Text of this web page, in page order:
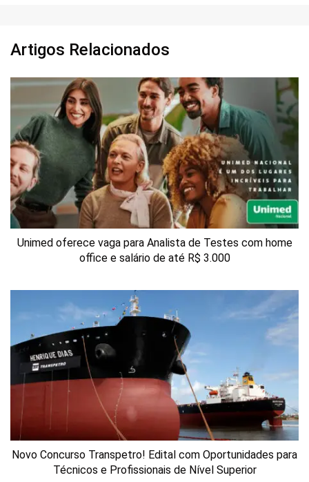
Artigos Relacionados
Unimed oferece vaga para Analista de Testes com home
office e salário de até R$ 3.000
Novo Concurso Transpetro! Edital com Oportunidades para
Técnicos e Profissionais de Nível Superior